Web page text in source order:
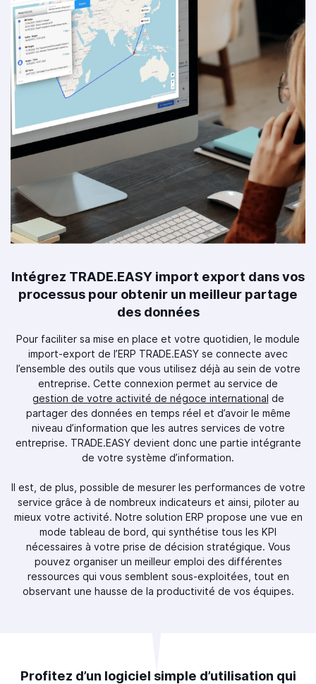
Intégrez TRADE.EASY import export dans vos
processus pour obtenir un meilleur partage
des données
Pour faciliter sa mise en place et votre quotidien, le module
import-export de l’ERP TRADE.EASY se connecte avec
l’ensemble des outils que vous utilisez déjà au sein de votre
entreprise. Cette connexion permet au service de
gestion de votre activité de négoce international de
partager des données en temps réel et d’avoir le même
niveau d’information que les autres services de votre
entreprise. TRADE.EASY devient donc une partie intégrante
de votre système d’information.
Il est, de plus, possible de mesurer les performances de votre
service grâce à de nombreux indicateurs et ainsi, piloter au
mieux votre activité. Notre solution ERP propose une vue en
mode tableau de bord, qui synthétise tous les KPI
nécessaires à votre prise de décision stratégique. Vous
pouvez organiser un meilleur emploi des différentes
ressources qui vous semblent sous-exploitées, tout en
observant une hausse de la productivité de vos équipes.
Profitez d’un logiciel simple d’utilisation qui